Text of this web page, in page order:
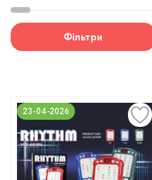
Фільтри
23-04-2026